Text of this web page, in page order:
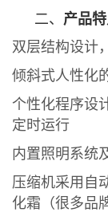
二、 产品
双层结构设计
倾斜式人性化
个性化程序设
定时运行
内置照明系统
压缩机采用自
化霜（很多品